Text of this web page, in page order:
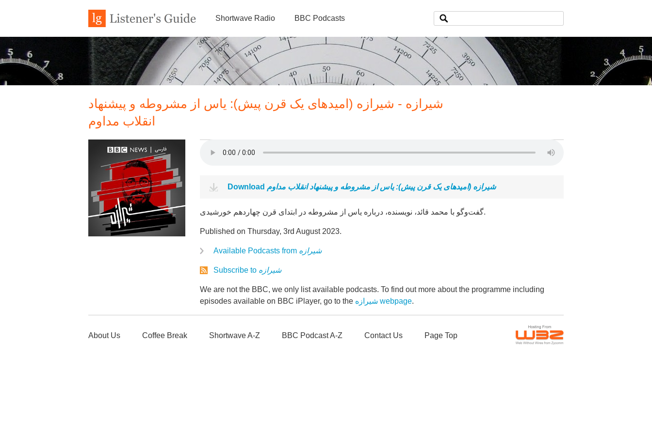
Shortwave Radio BBC Podcasts
شیرازه - شیرازه (امیدهای یک قرن پیش): یاس از مشروطه و پیشنهاد
انقلاب مداوم
Download شیرازه (امیدهای یک قرن پیش): یاس از مشروطه و پیشنهاد انقلاب مداوم
گفت‌وگو با محمد قائد، نویسنده، درباره یاس از مشروطه در ابتدای قرن چهاردهم خورشیدی.
Published on Thursday, 3rd August 2023.
Available Podcasts from شیرازه
Subscribe to شیرازه
We are not the BBC, we only list available podcasts. To find out more about the programme including
episodes available on BBC iPlayer, go to the
شیرازه webpage.
About Us Coffee Break Shortwave A-Z BBC Podcast A-Z Contact Us Page Top